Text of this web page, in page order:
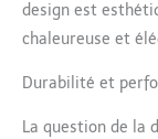
design est
chaleureuse et
Durabilité et
La question de la